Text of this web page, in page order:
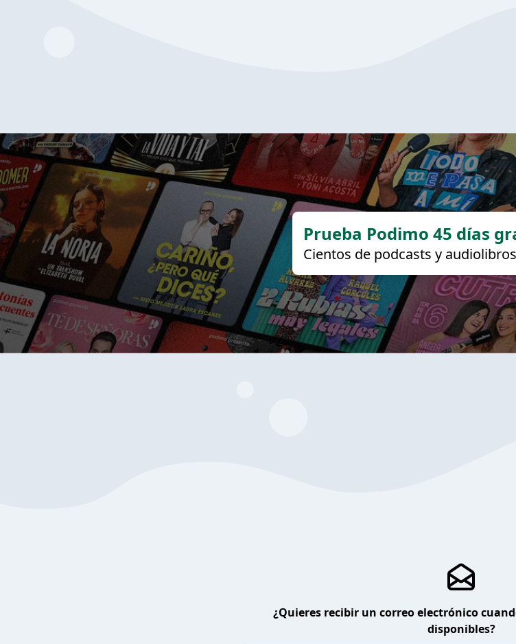
Prueba Podimo 45 días
Cientos de podcasts y
¿Quieres recibir un correo electrónico
disponibles?